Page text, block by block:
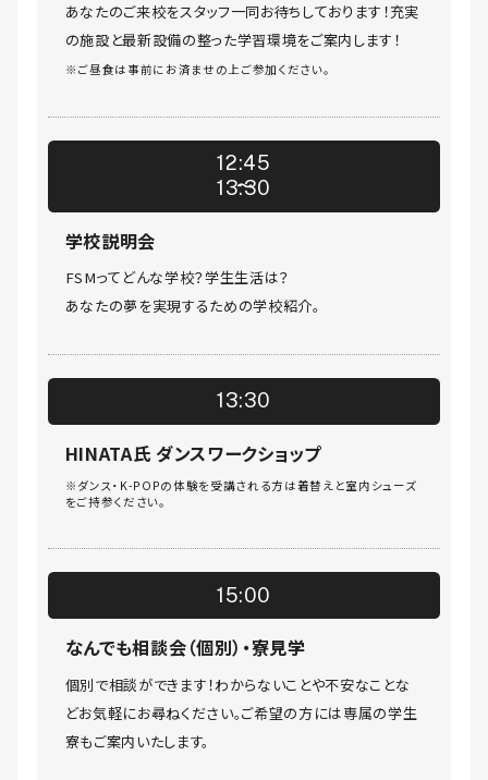
あなたのご来校をスタッフ一同お待ちしております！充実
の施設と最新設備の整った学習環境をご案内します！
※ご昼食は事前にお済ませの上ご参加ください。
12:45
13:30
学校説明会
FSMってどんな学校？学生生活は？
あなたの夢を実現するための学校紹介。
13:30
HINATA氏 ダンスワークショップ
※ダンス・K-POPの体験を受講される方は着替えと室内シューズ
をご持参ください。
15:00
なんでも相談会（個別）・寮見学
個別で相談ができます！わからないことや不安なことな
どお気軽にお尋ねください。ご希望の方には専属の学生
寮もご案内いたします。